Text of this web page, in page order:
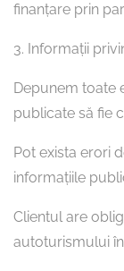
finanțare prin
3. Informații
Depunem toate
publicate să fie
Pot exista erori
informațiile
Clientul are
autoturismului